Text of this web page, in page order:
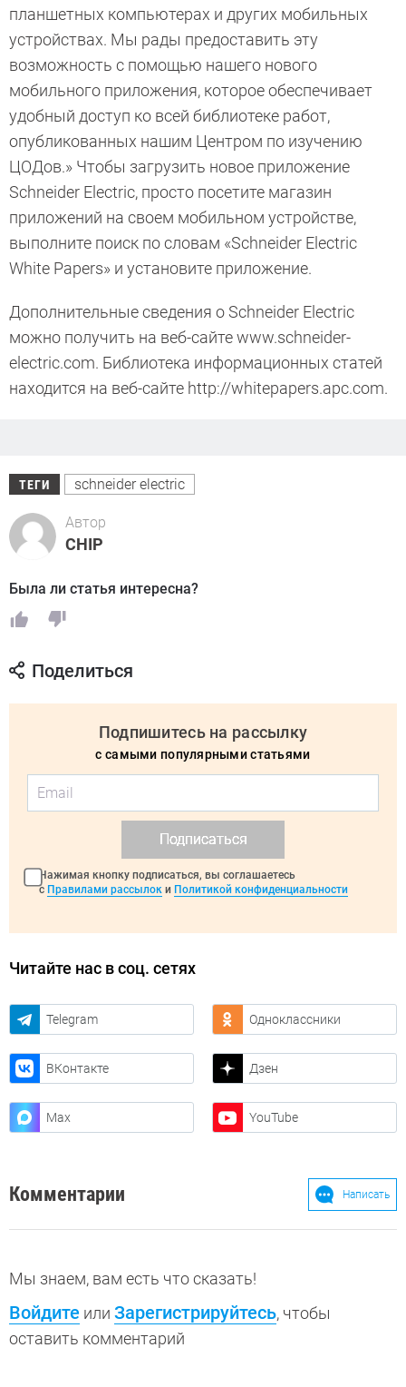
планшетных компьютерах и других мобильных
устройствах. Мы рады предоставить эту
возможность с помощью нашего нового
мобильного приложения, которое обеспечивает
удобный доступ ко всей библиотеке работ,
опубликованных нашим Центром по изучению
ЦОДов.» Чтобы загрузить новое приложение
Schneider Electric, просто посетите магазин
приложений на своем мобильном устройстве,
выполните поиск по словам «Schneider Electric
White Papers» и установите приложение.
Дополнительные сведения о Schneider Electric
можно получить на веб-сайте www.schneider-
electric.com. Библиотека информационных статей
находится на веб-сайте http://whitepapers.apc.com.
ТЕГИ schneider electric
Автор
CHIP
Была ли статья интересна?
Поделиться
Подпишитесь на рассылку
с самыми популярными статьями
Подписаться
Нажимая кнопку подписаться, вы соглашаетесь
с Правилами рассылок и Политикой конфиденциальности
Читайте нас в соц. сетях
Telegram Одноклассники
ВКонтакте Дзен
Max YouTube
Комментарии Написать
Мы знаем, вам есть что сказать!
Войдите или Зарегистрируйтесь, чтобы
оставить комментарий